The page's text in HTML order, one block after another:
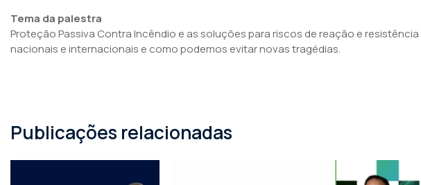
Tema da palestra
Proteção Passiva Contra Incêndio e as soluções para riscos de reação e
nacionais e internacionais e como podemos evitar novas tragédias.
Publicações relacionadas